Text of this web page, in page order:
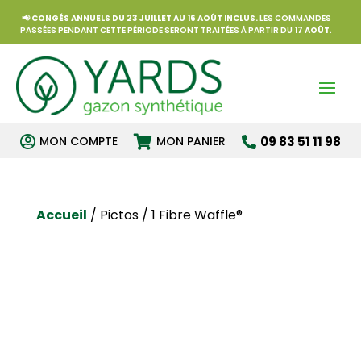
📢CONGÉS ANNUELS DU 23 JUILLET AU 16 AOÛT INCLUS.LES COMMANDES
PASSÉES PENDANT CETTE PÉRIODE SERONT TRAITÉES À PARTIR DU 17 AOÛT.
 MON COMPTE  MON PANIER  09 83 51 11 98
Accueil / Pictos / 1 Fibre Waffle®